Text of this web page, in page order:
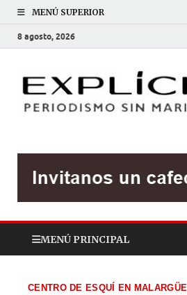
MENÚ SUPERIOR
8 agosto, 2026
MENÚ PRINCIPAL
CENTRO DE ESQUÍ EN MALARGÜE